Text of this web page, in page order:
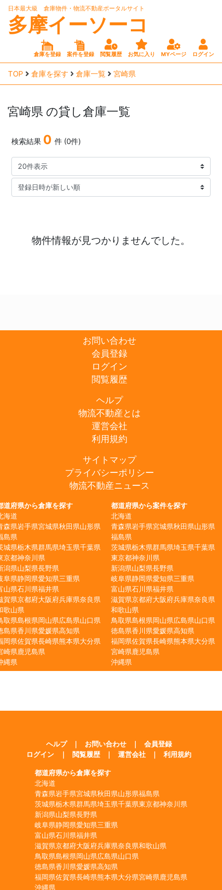
日本最大級 倉庫物件・物流不動産ポータルサイト
多摩イーソーコ
倉庫を登録 案件を登録 閲覧履歴 お気に入り MYページ ログイン
TOP 倉庫を探す 倉庫一覧 宮崎県
宮崎県 の貸し倉庫一覧
検索結果 0 件 (0件)
物件情報が見つかりませんでした。
お問い合わせ
会員登録
ログイン
閲覧履歴
ヘルプ
物流不動産とは
運営会社
利用規約
サイトマップ
プライバシーポリシー
物流不動産ニュース
道府県から倉庫を探す
海道
森県岩手県宮城県秋田県山形県
島県
城県栃木県群馬県埼玉県千葉県
京都神奈川県
潟県山梨県長野県
阜県静岡県愛知県三重県
山県石川県福井県
賀県京都府大阪府兵庫県奈良県
歌山県
取県島根県岡山県広島県山口県
島県香川県愛媛県高知県
岡県佐賀県長崎県熊本県大分県
崎県鹿児島県
縄県
都道府県から案件を探す
北海道
青森県岩手県宮城県秋田県山形県
福島県
茨城県栃木県群馬県埼玉県千葉県
東京都神奈川県
新潟県山梨県長野県
岐阜県静岡県愛知県三重県
富山県石川県福井県
滋賀県京都府大阪府兵庫県奈良県
和歌山県
鳥取県島根県岡山県広島県山口県
徳島県香川県愛媛県高知県
福岡県佐賀県長崎県熊本県大分県
宮崎県鹿児島県
沖縄県
ヘルプ ｜ お問い合わせ ｜
会員登録
ログイン
｜ 閲覧履歴 ｜ 運営会社 ｜ 利用規約
都道府県から倉庫を探す
北海道
青森県岩手県宮城県秋田県山形県福島県
茨城県栃木県群馬県埼玉県千葉県東京都神奈川県
新潟県山梨県長野県
岐阜県静岡県愛知県三重県
富山県石川県福井県
滋賀県京都府大阪府兵庫県奈良県和歌山県
鳥取県島根県岡山県広島県山口県
徳島県香川県愛媛県高知県
福岡県佐賀県長崎県熊本県大分県宮崎県鹿児島県
沖縄県